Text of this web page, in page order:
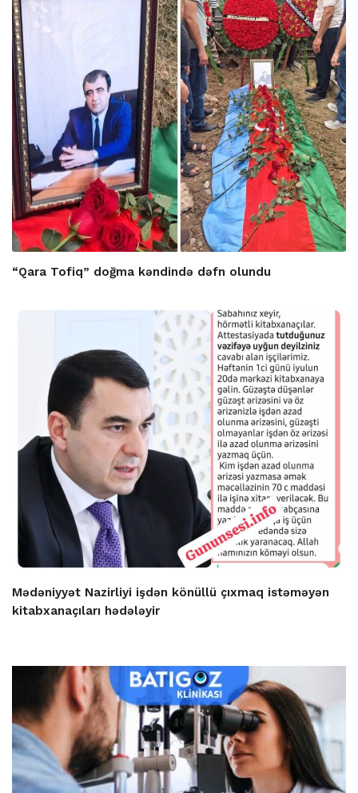
“Qara Tofiq” doğma kəndində dəfn olundu
Mədəniyyət Nazirliyi işdən könüllü çıxmaq istəməyən
kitabxanaçıları hədələyir